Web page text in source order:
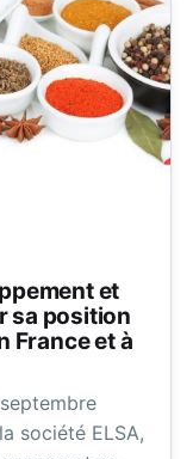
et
sa position
France et à
société ELSA,